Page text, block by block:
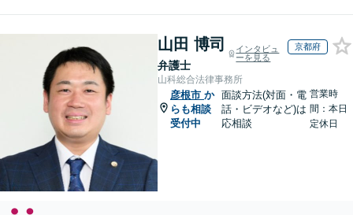
山田 博司
弁護士
インタビュ
ーを見る
京都府
山科総合法律事務所
彦根市 か
らも相談
受付中
面談方法(対面・電
話・ビデオなど)は
応相談
営業時
間：本日
定休日